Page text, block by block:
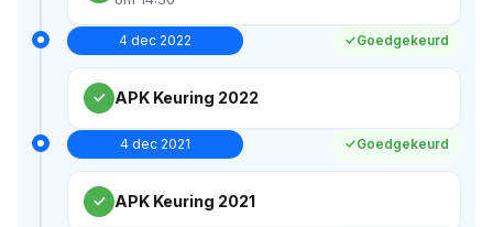
4 dec 2022 Goedgekeurd
APK Keuring 2022
4 dec 2021 Goedgekeurd
APK Keuring 2021